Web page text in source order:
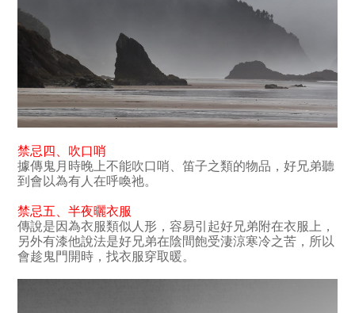
禁忌四
吹口哨
據傳鬼月時晚上不能吹口哨、笛子之類的物品，好兄弟聽
到會以為有人在呼喚祂。
禁忌五 、半夜曬衣服
傳說是因為衣服類似人形，容易引起好兄弟附在衣服上，
另外有漆他說法是好兄弟在陰間飽受淒涼寒冷之苦，所以
會趁鬼門開時，找衣服穿取暖。